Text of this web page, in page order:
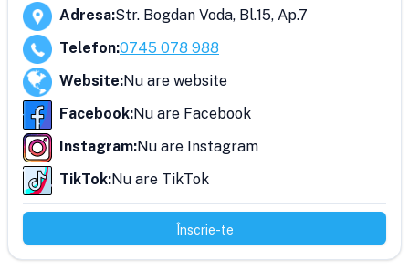
Adresa:Str. Bogdan Voda, Bl.15, Ap.7
Telefon:0745 078 988
Website:Nu are website
Facebook:Nu are Facebook
Instagram:Nu are Instagram
TikTok:Nu are TikTok
Înscrie-te